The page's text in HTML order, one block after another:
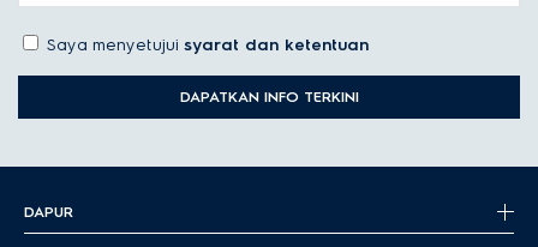
Saya menyetujui syarat dan ketentuan
DAPATKAN INFO TERKINI
DAPUR